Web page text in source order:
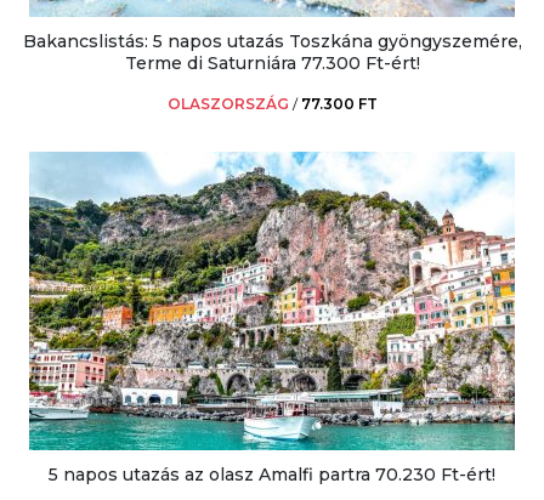
Bakancslistás: 5 napos utazás Toszkána gyöngyszemére,
Terme di Saturniára 77.300 Ft-ért!
OLASZORSZÁG / 77.300 FT
5 napos utazás az olasz Amalfi partra 70.230 Ft-ért!